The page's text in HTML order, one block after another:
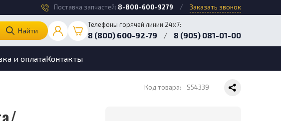
Поставка запчастей: 8-800-600-9279 / Заказать звонок
Найти
Телефоны горячей линии 24х7:
8 (800) 600-92-79 / 8 (905) 081-01-00
и оплатаКонтакты
Код товара: S54339